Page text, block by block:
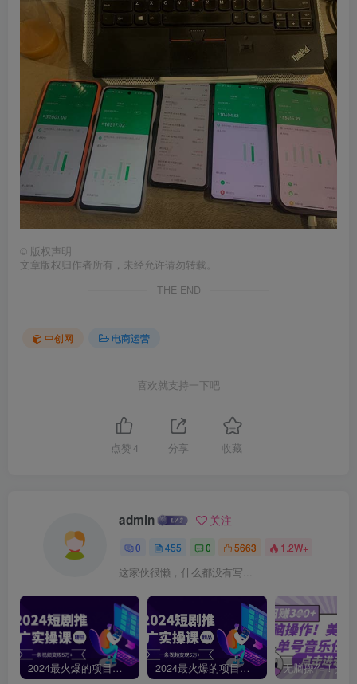
© 版权声明
文章版权归作者所有，未经允许请勿转载。
THE END
中创网 电商运营
喜欢就支持一下吧
点赞 4 分享 收藏
admin 关注
0 455 0 5663 1.2W+
这家伙很懒，什么都没有写...
2024最火爆的项目短剧推广实操课，一条视频变现5万+【附软件工具】 2024最火爆的项目短剧推广实操课 一条视频变现5万+(附软件工具